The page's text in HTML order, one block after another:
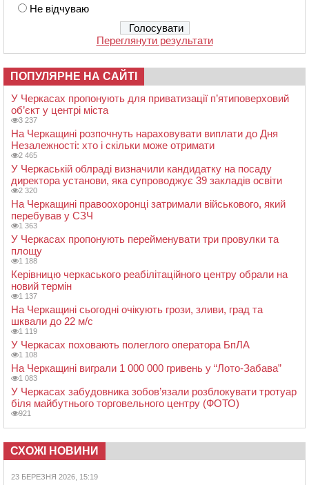
Не відчуваю
Переглянути результати
ПОПУЛЯРНЕ НА САЙТІ
У Черкасах пропонують для приватизації п’ятиповерховий
об’єкт у центрі міста
3 237
На Черкащині розпочнуть нараховувати виплати до Дня
Незалежності: хто і скільки може отримати
2 465
У Черкаській облраді визначили кандидатку на посаду
директора установи, яка супроводжує 39 закладів освіти
2 320
На Черкащині правоохоронці затримали військового, який
перебував у СЗЧ
1 363
У Черкасах пропонують перейменувати три провулки та
площу
1 188
Керівницю черкаського реабілітаційного центру обрали на
новий термін
1 137
На Черкащині сьогодні очікують грози, зливи, град та
шквали до 22 м/с
1 119
У Черкасах поховають полеглого оператора БпЛА
1 108
На Черкащині виграли 1 000 000 гривень у “Лото-Забава”
1 083
У Черкасах забудовника зобов’язали розблокувати тротуар
біля майбутнього торговельного центру (ФОТО)
921
СХОЖІ НОВИНИ
23 БЕРЕЗНЯ 2026, 15:19